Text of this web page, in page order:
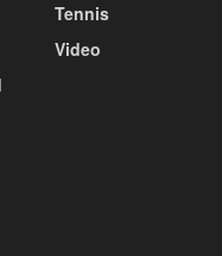
Tennis
Video